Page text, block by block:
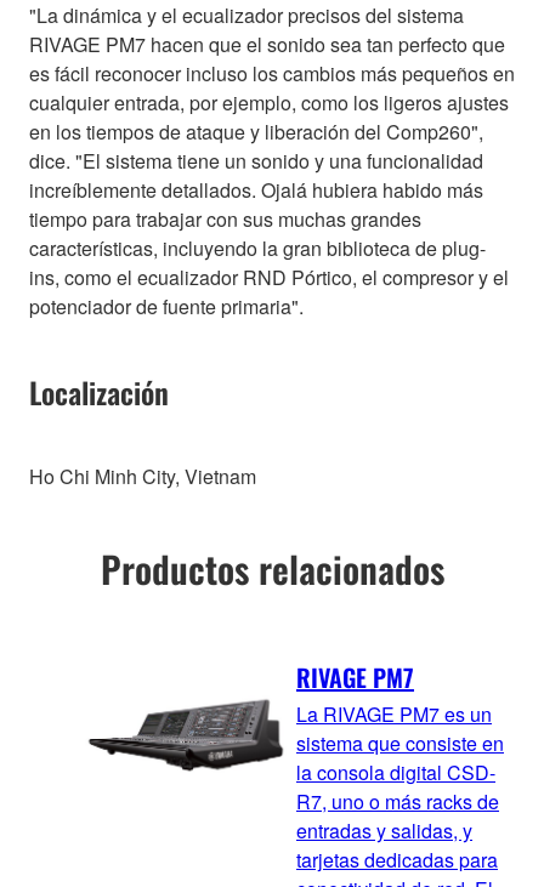
"La dinámica y el ecualizador precisos del sistema
RIVAGE PM7 hacen que el sonido sea tan perfecto que
es fácil reconocer incluso los cambios más pequeños en
cualquier entrada, por ejemplo, como los ligeros ajustes
en los tiempos de ataque y liberación del Comp260",
dice. "El sistema tiene un sonido y una funcionalidad
increíblemente detallados. Ojalá hubiera habido más
tiempo para trabajar con sus muchas grandes
características, incluyendo la gran biblioteca de plug-
ins, como el ecualizador RND Pórtico, el compresor y el
potenciador de fuente primaria".
Localización
Ho Chi Minh City, Vietnam
Productos relacionados
RIVAGE PM7
La RIVAGE PM7 es un
sistema que consiste en
la consola digital CSD-
R7, uno o más racks de
entradas y salidas, y
tarjetas dedicadas para